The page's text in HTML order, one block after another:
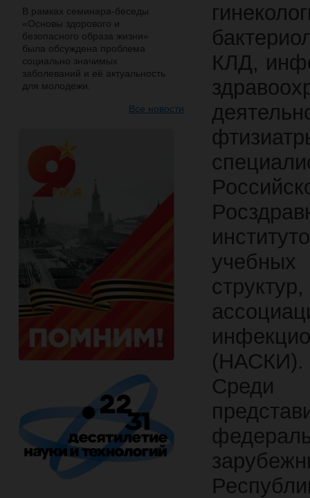
В рамках семинара-беседы
«Основы здорового и
безопасного образа жизни»
была обсуждена проблема
социально значимых
заболеваний и её актуальность
для молодежи.
Все новости
КЛД,
(НАСКИ).
Среди